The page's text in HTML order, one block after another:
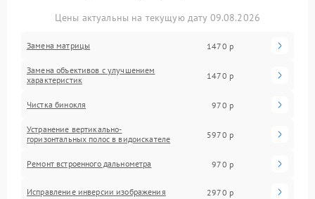
Цены актуальны на текущую дату 09.08.2026
Замена матрицы 1470 р
Замена объективов с улучшением
характеристик
1470 р
Чистка бинокля 970 р
Устранение вертикально-
горизонтальных полос в видоискателе
5970 р
Ремонт встроенного дальнометра 970 р
Исправление инверсии изображения 2970 р